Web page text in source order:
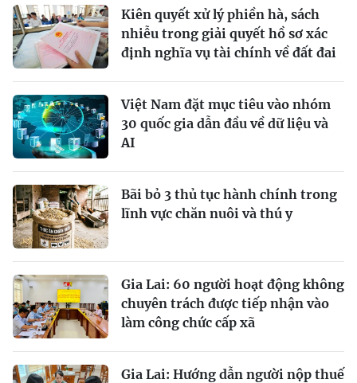
Kiên quyết xử lý phiền hà, sách
nhiễu trong giải quyết hồ sơ xác
định nghĩa vụ tài chính về đất đai
Việt Nam đặt mục tiêu vào nhóm
30 quốc gia dẫn đầu về dữ liệu và
AI
Bãi bỏ 3 thủ tục hành chính trong
lĩnh vực chăn nuôi và thú y
Gia Lai: 60 người hoạt động không
chuyên trách được tiếp nhận vào
làm công chức cấp xã
Gia Lai: Hướng dẫn người nộp thuế